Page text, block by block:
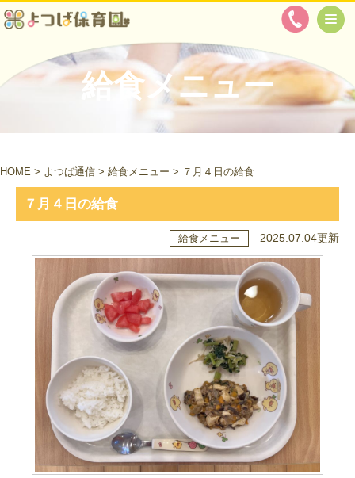
給食メニュー
HOME > よつば通信 > 給食メニュー > ７月４日の給食
７月４日の給食
給食メニュー 2025.07.04更新